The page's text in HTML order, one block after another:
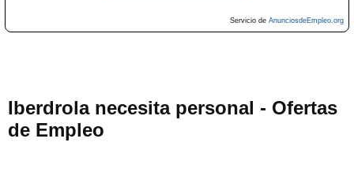
Servicio de AnunciosdeEmpleo.org
Iberdrola necesita personal - Ofertas
de Empleo